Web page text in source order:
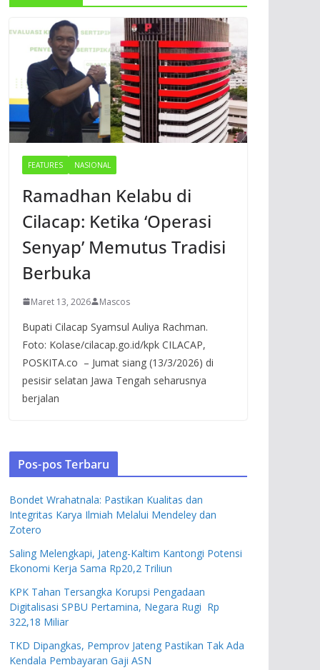
FEATURES NASIONAL
Ramadhan Kelabu di
Cilacap: Ketika ‘Operasi
Senyap’ Memutus Tradisi
Berbuka
Maret 13, 2026 Mascos
Bupati Cilacap Syamsul Auliya Rachman.
Foto: Kolase/cilacap.go.id/kpk CILACAP,
POSKITA.co – Jumat siang (13/3/2026) di
pesisir selatan Jawa Tengah seharusnya
berjalan
Pos-pos Terbaru
Bondet Wrahatnala: Pastikan Kualitas dan
Integritas Karya Ilmiah Melalui Mendeley dan
Zotero
Saling Melengkapi, Jateng-Kaltim Kantongi Potensi
Ekonomi Kerja Sama Rp20,2 Triliun
KPK Tahan Tersangka Korupsi Pengadaan
Digitalisasi SPBU Pertamina, Negara Rugi Rp
322,18 Miliar
TKD Dipangkas, Pemprov Jateng Pastikan Tak Ada
Kendala Pembayaran Gaji ASN